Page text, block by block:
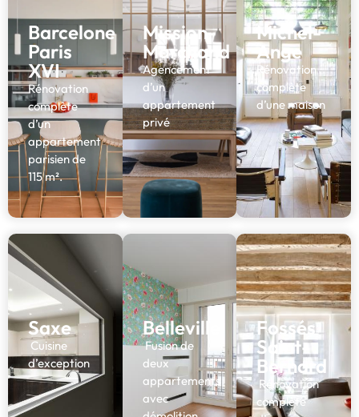
Barcelone
Paris
XVI
Rénovation
complète
d’un
appartement
parisien de
115 m².
Mission-
Marchand
Agencement
d’un
appartement
privé
Michel-
Ange
Rénovation
complète
d’une maison
Saxe
Cuisine
d’exception
Belleville
Fusion de
deux
appartements
avec
Fossés
Saint-
Bernard
Rénovation
complète